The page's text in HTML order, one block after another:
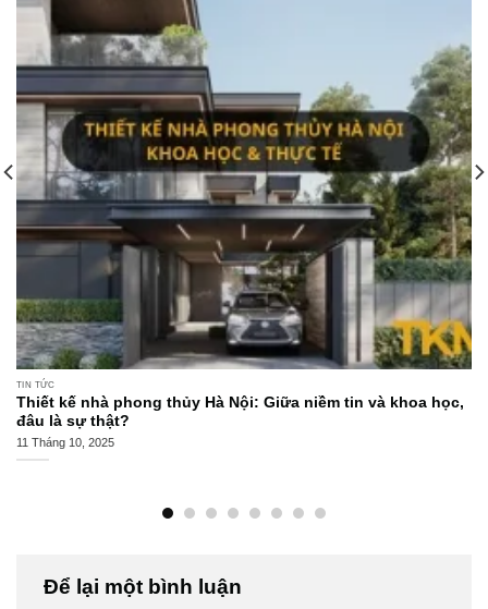
TIN TỨC
Thiết kế nhà phong thủy Hà Nội: Giữa niềm tin và khoa học,
đâu là sự thật?
11 Tháng 10, 2025
Để lại một bình luận